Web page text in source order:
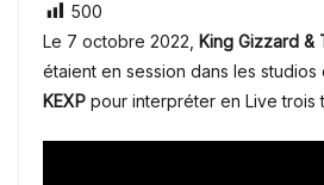
500
Le 7 octobre 2022, King Gizzard &
étaient en session dans les studios
KEXP pour interpréter en Live trois